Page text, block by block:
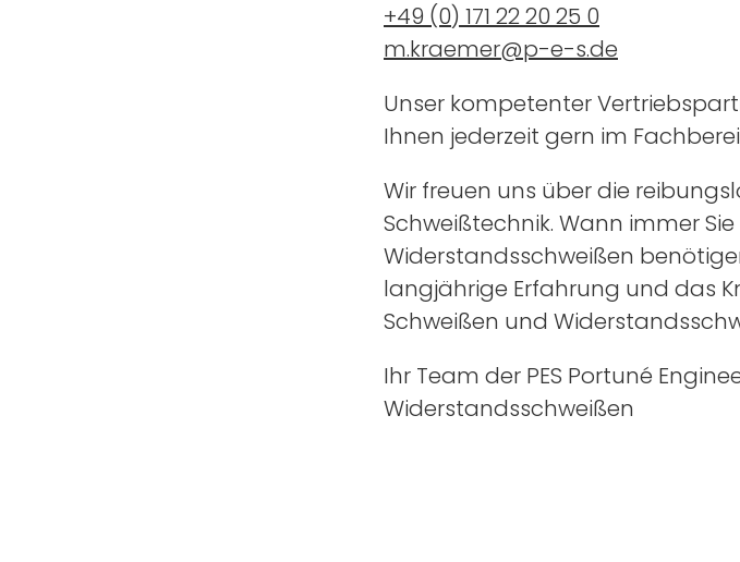
+49 (0) 171 22 20 25 0
m.kraemer@p-e-s.de
Unser kompetenter
Ihnen jederzeit gern im
Wir freuen uns über die
Schweißtechnik. Wann immer
Widerstandsschweißen
langjährige Erfahrung und das
Schweißen und
Ihr Team der PES Portuné
Widerstandsschweißen